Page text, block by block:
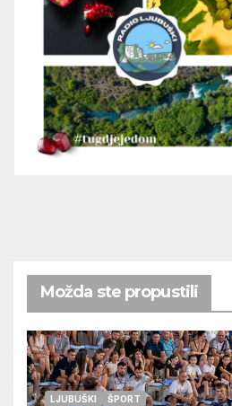
Možda ste propustili
LJUBUŠKI ŠPORT